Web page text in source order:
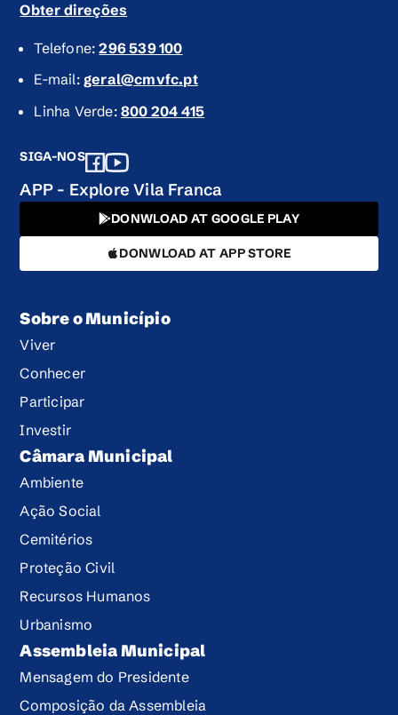
Obter direções
Telefone:296 539 100
E-mail: geral@cmvfc.pt
Linha Verde:800 204 415
SIGA-NOS
APP - Explore Vila Franca
DONWLOAD AT GOOGLE PLAY
DONWLOAD AT APP STORE
Sobre o Município
Viver
Conhecer
Participar
Investir
Câmara Municipal
Ambiente
Ação Social
Cemitérios
Proteção Civil
Recursos Humanos
Urbanismo
Assembleia Municipal
Mensagem do Presidente
Composição da Assembleia